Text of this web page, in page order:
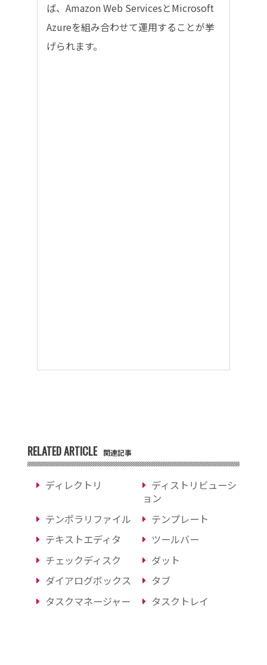
ば、Amazon Web ServicesとMicrosoft
Azureを組み合わせて運用することが挙
げられます。
RELATED ARTICLE 関連記事
ディレクトリ
ディストリビューシ
ョン
テンポラリファイル
テンプレート
テキストエディタ
ツールバー
チェックディスク
ダット
ダイアログボックス
タブ
タスクマネージャー
タスクトレイ